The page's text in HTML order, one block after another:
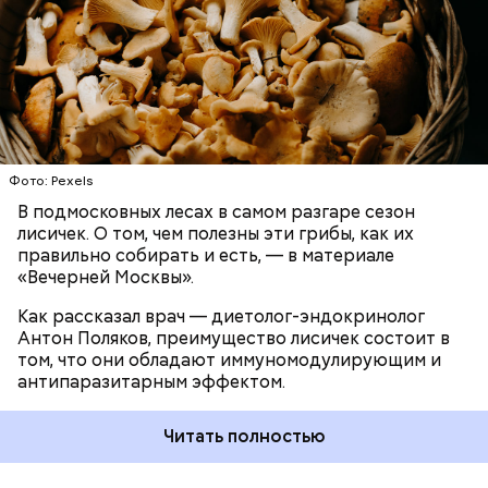
Фото: Pexels
В подмосковных лесах в самом разгаре сезон
лисичек. О том, чем полезны эти грибы, как их
правильно собирать и есть, — в материале
«Вечерней Москвы».
Как рассказал врач — диетолог-эндокринолог
Антон Поляков, преимущество лисичек состоит в
том, что они обладают иммуномодулирующим и
антипаразитарным эффектом.
среди альтернативных антипаразитарных
программ, — подчеркнул специалист.
Читать полностью
ЗДОРОВЬЕ ВРАЧИ ГРИБЫ ПРОДУКТЫ
При встрече с шаровой молнией важно не
паниковать, подчеркнул Бычков:
«Грязная» зона: возможна ли
жизнь в пострадавших от
Чернобыльской аварии районах
В Припяти он проработал восемь суток. В его
задачу входило измерение уровня радиации в
воздухе. Кроме того, Макеев участвовал в
эвакуации населения из города, которую, по его
мнению, нужно было делать раньше на несколько
Каждые два часа ездили делать замеры радиации.
Время от выезда до выезда — на отдых. Работа и
есть работа. Ее надо выполнять, — говорит он.